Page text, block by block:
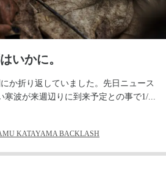
いかに。
か折り返していました。先日ニュース
KATAYAMA BACKLASH